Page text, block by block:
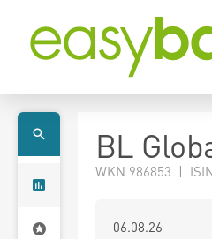
BL
WKN 986853 |
06.08.26